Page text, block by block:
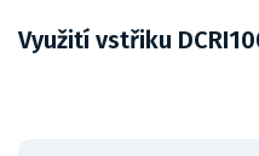
Využití vstřiku